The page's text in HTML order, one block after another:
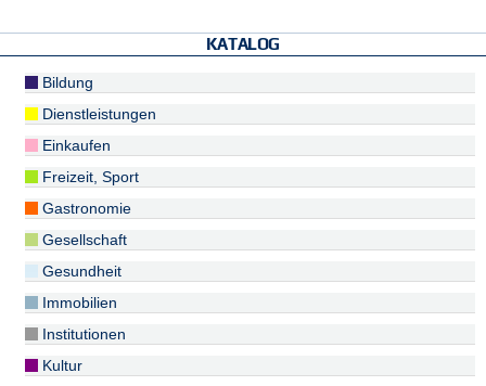
KATALOG
Bildung
Dienstleistungen
Einkaufen
Freizeit, Sport
Gastronomie
Gesellschaft
Gesundheit
Immobilien
Institutionen
Kultur